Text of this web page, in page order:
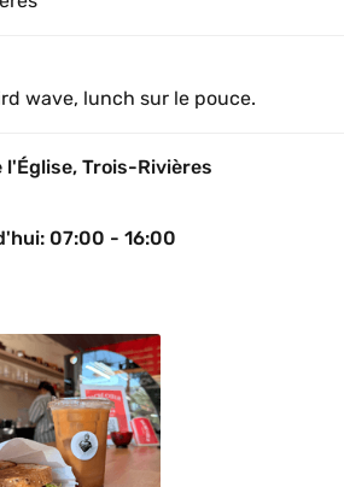
wave, lunch sur le pouce.
l'Église, Trois-Rivières
07:00 - 16:00